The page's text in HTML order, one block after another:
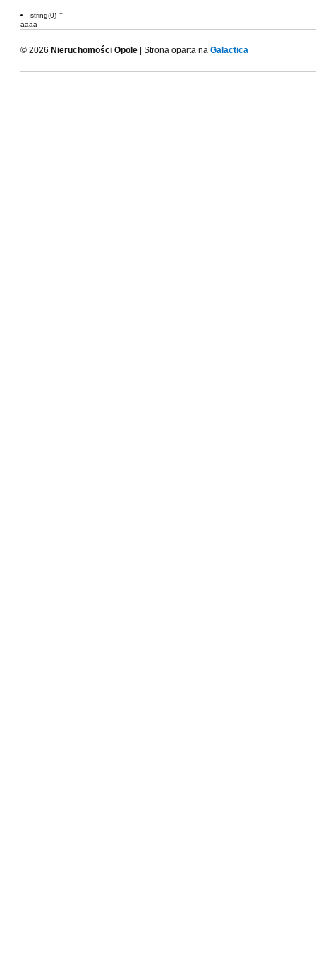
string(0) ""
aaaa
© 2026 Nieruchomości Opole | Strona oparta na Galactica